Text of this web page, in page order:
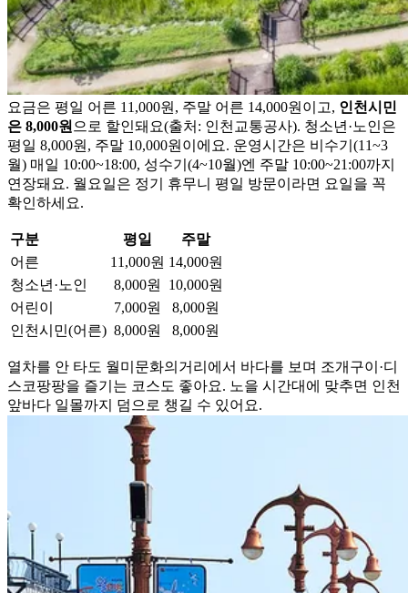
요금은 평일 어른 11,000원, 주말 어른 14,000원이고, 인천시민
은 8,000원 으로 할인돼요(출처: 인천교통공사). 청소년·노인은
평일 8,000원, 주말 10,000원이에요. 운영시간은 비수기(11~3
월) 매일 10:00~18:00, 성수기(4~10월)엔 주말 10:00~21:00까지
연장돼요. 월요일은 정기 휴무니 평일 방문이라면 요일을 꼭
확인하세요.
구분 평일
주말
어른
11,000원 14,000원
청소년·노인
8,000원
10,000원
어린이
7,000원
8,000원
인천시민(어른) 8,000원 8,000원
열차를 안 타도 월미문화의거리에서 바다를 보며 조개구이·디
스코팡팡을 즐기는 코스도 좋아요. 노을 시간대에 맞추면 인천
앞바다 일몰까지 덤으로 챙길 수 있어요.